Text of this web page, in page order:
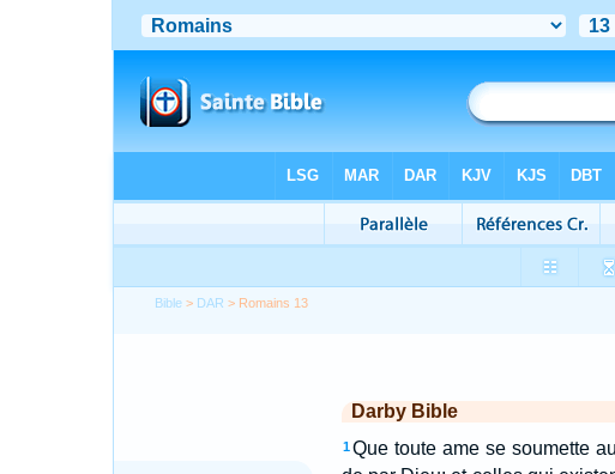
Bible > DAR > Romains 13
Darby Bible
1 Que toute ame se soumette